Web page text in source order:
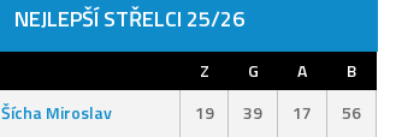
NEJLEPŠÍ STŘELCI 25/26
Z G A
B
Šícha Miroslav 19 39 17
56